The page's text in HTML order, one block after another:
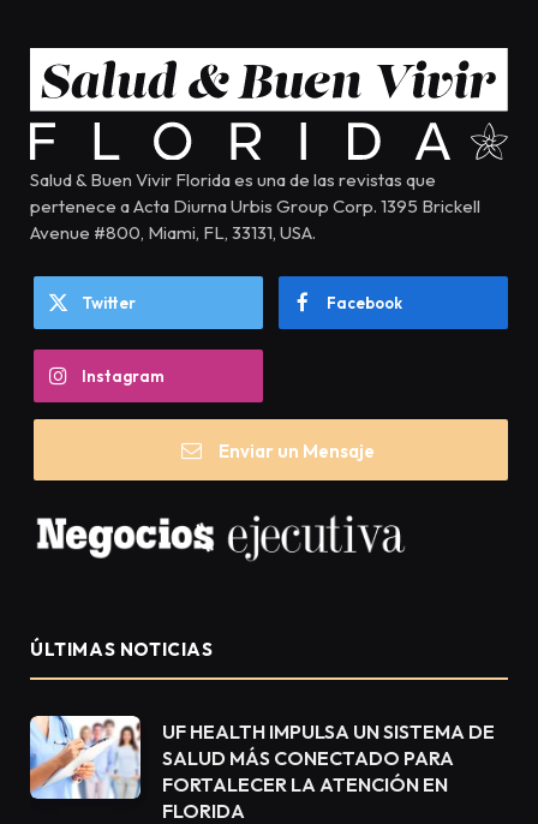
Salud & Buen Vivir Florida es una de las revistas que
pertenece a Acta Diurna Urbis Group Corp. 1395 Brickell
Avenue #800, Miami, FL, 33131, USA.
Twitter Facebook
Instagram
Enviar un Mensaje
ÚLTIMAS NOTICIAS
UF HEALTH IMPULSA UN SISTEMA DE
SALUD MÁS CONECTADO PARA
FORTALECER LA ATENCIÓN EN
FLORIDA